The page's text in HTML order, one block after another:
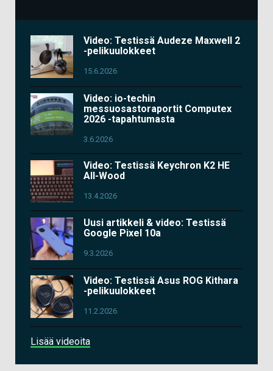
Video: Testissä Audeze Maxwell 2
-pelikuulokkeet
15.6.2026
Video: io-techin
messuosastoraportit Computex
2026 -tapahtumasta
3.6.2026
Video: Testissä Keychron K2 HE
All-Wood
13.4.2026
Uusi artikkeli & video: Testissä
Google Pixel 10a
9.3.2026
Video: Testissä Asus ROG Kithara
-pelikuulokkeet
11.2.2026
Lisää videoita